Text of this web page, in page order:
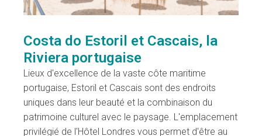
Costa do Estoril et Cascais, la
Riviera portugaise
Lieux d'excellence de la vaste côte maritime
portugaise, Estoril et Cascais sont des endroits
uniques dans leur beauté et la combinaison du
patrimoine culturel avec le paysage. L'emplacement
privilégié de l'Hôtel Londres vous permet d'être au